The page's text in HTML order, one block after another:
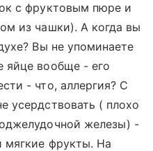
с фруктовым пюре и
из чашки). А когда вы
Вы не упоминаете
яйце вообще - его
- что, аллергия? С
усердствовать ( плохо
железы) -
мягкие фрукты. На